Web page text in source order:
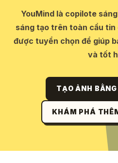
YouMind là copilote
sáng tạo trên toàn cầu tin
được tuyển chọn để giúp
và tốt
TẠO ẢNH
KHÁM PHÁ